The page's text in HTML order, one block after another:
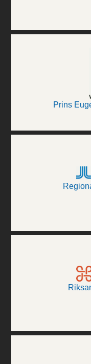
Prins